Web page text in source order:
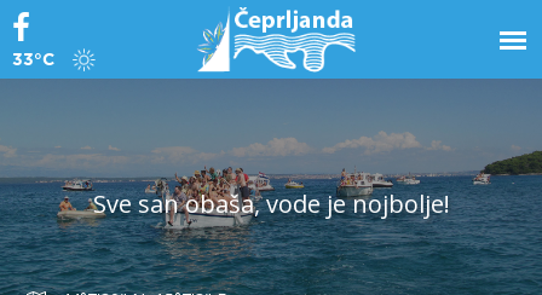
33°C
Sve san obaša, vode je nojbolje!